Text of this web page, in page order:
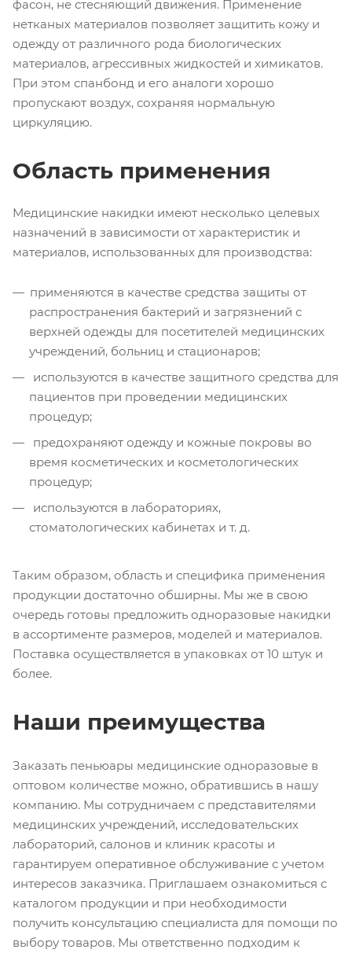
фасон, не стесняющий движения. Применение
нетканых материалов позволяет защитить кожу и
одежду от различного рода биологических
материалов, агрессивных жидкостей и химикатов.
При этом спанбонд и его аналоги хорошо
пропускают воздух, сохраняя нормальную
циркуляцию.
Область применения
Медицинские накидки имеют несколько целевых
назначений в зависимости от характеристик и
материалов, использованных для производства:
применяются в качестве средства защиты от
распространения бактерий и загрязнений с
верхней одежды для посетителей медицинских
учреждений, больниц и стационаров;
используются в качестве защитного средства для
пациентов при проведении медицинских
процедур;
предохраняют одежду и кожные покровы во
время косметических и косметологических
процедур;
используются в лабораториях,
стоматологических кабинетах и т. д.
Таким образом, область и специфика применения
продукции достаточно обширны. Мы же в свою
очередь готовы предложить одноразовые накидки
в ассортименте размеров, моделей и материалов.
Поставка осуществляется в упаковках от 10 штук и
более.
Наши преимущества
Заказать пеньюары медицинские одноразовые в
оптовом количестве можно, обратившись в нашу
компанию. Мы сотрудничаем с представителями
медицинских учреждений, исследовательских
лабораторий, салонов и клиник красоты и
гарантируем оперативное обслуживание с учетом
интересов заказчика. Приглашаем ознакомиться с
каталогом продукции и при необходимости
получить консультацию специалиста для помощи по
выбору товаров. Мы ответственно подходим к